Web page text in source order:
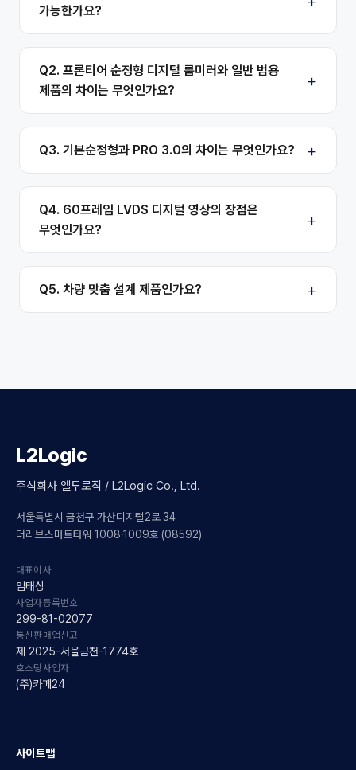
가능한가요?
Q2. 프론티어 순정형 디지털 룸미러와 일반 범용
제품의 차이는 무엇인가요?
Q3. 기본순정형과 PRO 3.0의 차이는 무엇인가요?
Q4. 60프레임 LVDS 디지털 영상의 장점은
무엇인가요?
Q5. 차량 맞춤 설계 제품인가요?
L2Logic
주식회사 엘투로직 / L2Logic Co., Ltd.
서울특별시 금천구 가산디지털2로 34
더리브스마트타워 1008·1009호 (08592)
대표이사
임태상
사업자등록번호
299-81-02077
통신판매업신고
제 2025-서울금천-1774호
호스팅사업자
(주)카페24
사이트맵